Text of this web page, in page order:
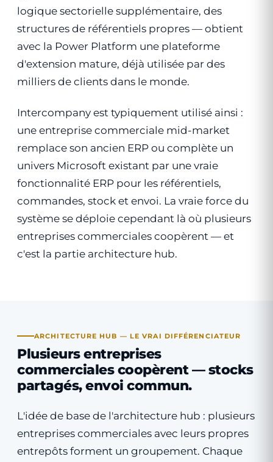
logique sectorielle supplémentaire, des
structures de référentiels propres — obtient
avec la Power Platform une plateforme
d'extension mature, déjà utilisée par des
milliers de clients dans le monde.
Intercompany est typiquement utilisé ainsi :
une entreprise commerciale mid-market
remplace son ancien ERP ou complète un
univers Microsoft existant par une vraie
fonctionnalité ERP pour les référentiels,
commandes, stock et envoi. La vraie force du
système se déploie cependant là où plusieurs
entreprises commerciales coopèrent — et
c'est la partie architecture hub.
ARCHITECTURE HUB — LE VRAI DIFFÉRENCIATEUR
Plusieurs entreprises
commerciales coopèrent — stocks
partagés, envoi commun.
L'idée de base de l'architecture hub : plusieurs
entreprises commerciales avec leurs propres
entrepôts forment un groupement. Chaque